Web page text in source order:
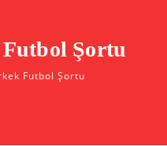
Şortu
Futbol Şortu